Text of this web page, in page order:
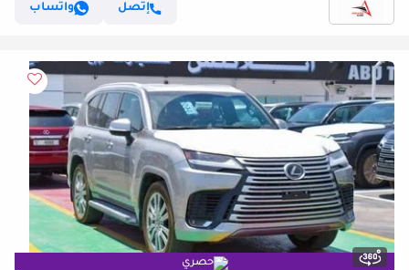
إتصل
واتساب
حصري